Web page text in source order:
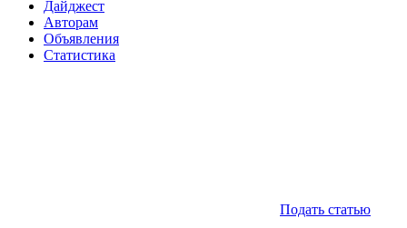
Дайджест
Авторам
Объявления
Статистика
Подать статью